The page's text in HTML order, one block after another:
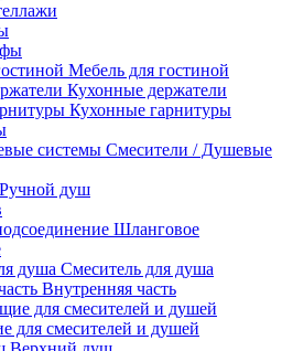
Мебель для гостиной
Кухонные держатели
Кухонные гарнитуры
Смесители / Душевые
Ручной душ
Шланговое
Смеситель для душа
Внутренняя часть
для смесителей и душей